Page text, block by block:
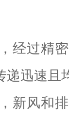
经过精
递迅速且
新风和